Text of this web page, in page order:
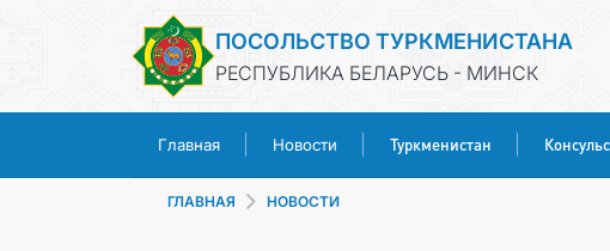
ПОСОЛЬСТВО ТУРКМЕНИСТАНА
РЕСПУБЛИКА БЕЛАРУСЬ - МИНСК
Главная Новости Туркменистан
ГЛАВНАЯ НОВОСТИ